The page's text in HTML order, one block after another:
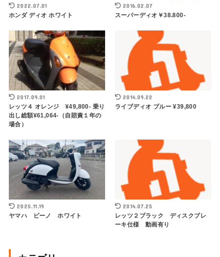
2022.07.01
ホンダ ディオ ホワイト
2016.02.07
スーパーディオ￥38.800-
2017.09.01
レッツ４ オレンジ ¥49,800- 乗り
出し総額¥61,064-（自賠責１年の
場合）
2014.09.22
ライブディオ ブルー ¥39,800
2025.11.19
ヤマハ ビーノ ホワイト
2014.07.25
レッツ２ブラック ディスクブレ
ーキ仕様 動画有り